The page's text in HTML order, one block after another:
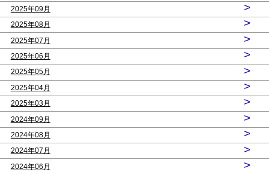
2025年09月 >
2025年08月 >
2025年07月 >
2025年06月 >
2025年05月 >
2025年04月 >
2025年03月 >
2024年09月 >
2024年08月 >
2024年07月 >
2024年06月 >